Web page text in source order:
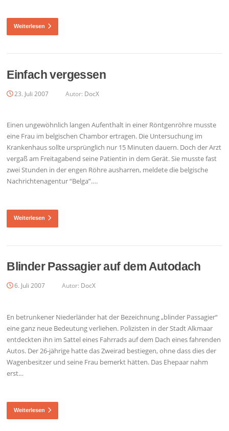
Weiterlesen
Einfach vergessen
23. Juli 2007 Autor: DocX
Einen ungewöhnlich langen Aufenthalt in einer Röntgenröhre musste
eine Frau im belgischen Chambor ertragen. Die Untersuchung im
Krankenhaus sollte ursprünglich nur 15 Minuten dauern. Doch der Arzt
vergaß am Freitagabend seine Patientin in dem Gerät. Sie musste fast
zwei Stunden in der engen Röhre ausharren, meldete die belgische
Nachrichtenagentur “Belga”….
Weiterlesen
Blinder Passagier auf dem Autodach
6. Juli 2007 Autor: DocX
En betrunkener Niederländer hat der Bezeichnung „blinder Passagier“
eine ganz neue Bedeutung verliehen. Polizisten in der Stadt Alkmaar
entdeckten ihn im Sattel eines Fahrrads auf dem Dach eines fahrenden
Autos. Der 26-jährige hatte das Zweirad bestiegen, ohne dass dies der
Wagenbesitzer und seine Frau bemerkt hätten. Das Ehepaar nahm
erst…
Weiterlesen